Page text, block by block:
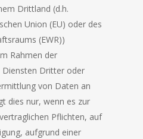
Drittland (d.h.
Union (EU) oder des
(EWR))
Rahmen der
Diensten Dritter oder
von Daten an
dies nur, wenn es zur
Pflichten, auf
aufgrund einer